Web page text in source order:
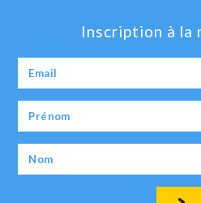
Inscription à